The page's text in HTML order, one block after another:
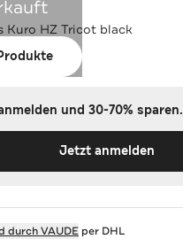
Kuro HZ Tricot black
und 30-70% sparen.
Jetzt anmelden
durchVAUDEper DHL